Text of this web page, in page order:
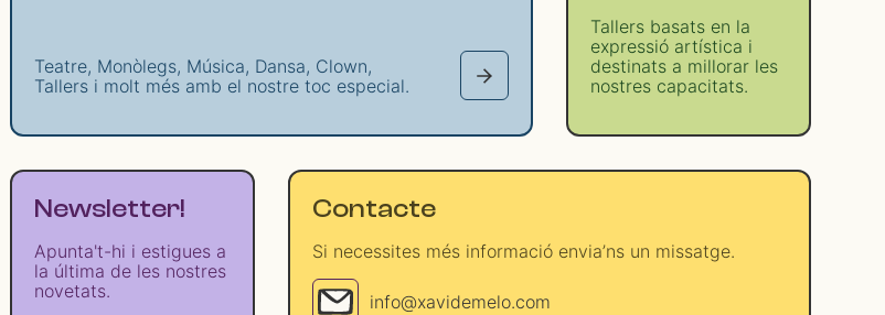
Teatre, Monòlegs, Música, Dansa, Clown,
Tallers i molt més amb el nostre toc especial.
Tallers basats en la
expressió artística i
destinats a millorar les
nostres capacitats.
Newsletter!
Apunta't-hi i estigues a
la última de les nostres
novetats.
Contacte
Si necessites més informació envia’ns un missatge.
info@xavidemelo.com